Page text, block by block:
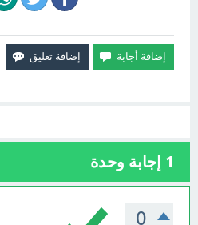
1 إجابة وحدة
0